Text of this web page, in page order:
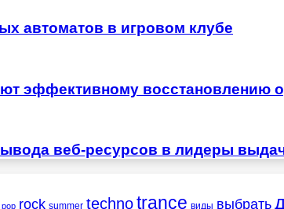
автоматов в игровом клубе
эффективному восстановлению
веб-ресурсов в лидеры
pop rock summer technotrance виды выбрать